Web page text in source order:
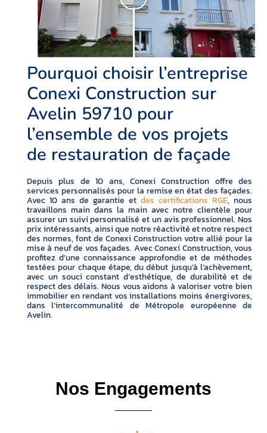
Pourquoi choisir l’entreprise
Conexi Construction sur
Avelin 59710 pour
l’ensemble de vos projets
de restauration de façade
Depuis plus de 10 ans, Conexi Construction offre des
services personnalisés pour la remise en état des façades.
Avec 10 ans de garantie et des certifications RGE, nous
travaillons main dans la main avec notre clientèle pour
assurer un suivi personnalisé et un avis professionnel. Nos
prix intéressants, ainsi que notre réactivité et notre respect
des normes, font de Conexi Construction votre allié pour la
mise à neuf de vos façades. Avec Conexi Construction, vous
profitez d’une connaissance approfondie et de méthodes
testées pour chaque étape, du début jusqu’à l’achèvement,
avec un souci constant d’esthétique, de durabilité et de
respect des délais. Nous vous aidons à valoriser votre bien
immobilier en rendant vos installations moins énergivores,
dans l’intercommunalité de Métropole européenne de
Avelin.
Nos Engagements